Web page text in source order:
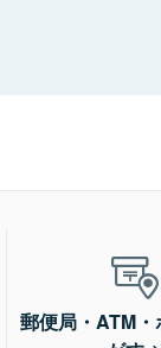
郵便局・ATM・